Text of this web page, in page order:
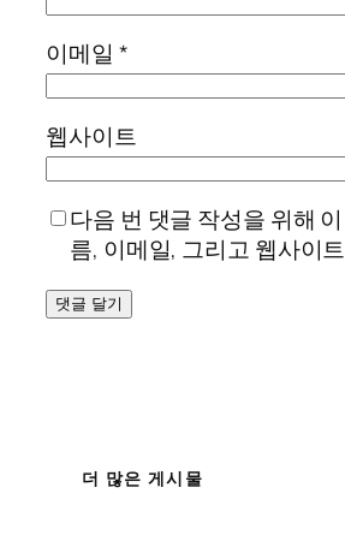
이메일 *
웹사이트
다음 번 댓글 작성을 위해
름, 이메일, 그리고 웹사이
더 많은 게시물